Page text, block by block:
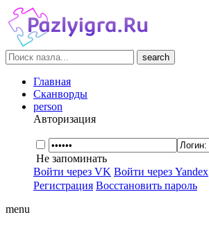
search
Главная
Сканворды
person
Авторизация
Не запоминать
Войти через VK Войти через Yandex
Регистрация Восстановить пароль
menu